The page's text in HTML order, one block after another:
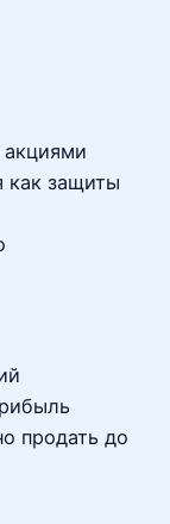
как защиты
продать до